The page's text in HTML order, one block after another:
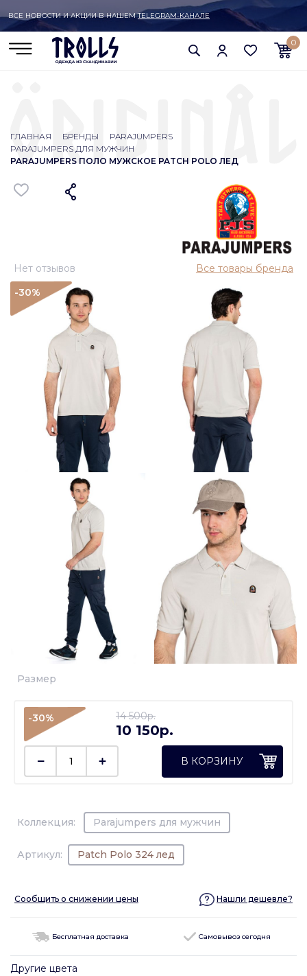
ВСЕ НОВОСТИ И АКЦИИ В НАШЕМTELEGRAM-КАНАЛЕ
0
ГЛАВНАЯ БРЕНДЫ
PARAJUMPERS
PARAJUMPERS ДЛЯ МУЖЧИН
PARAJUMPERS ПОЛО МУЖСКОЕ PATCH POLO ЛЕД
Нет отзывов
Все товары бренда
-30%
Коллекция: Parajumpers для мужчин
Артикул: Patch Polo 324 лед
Размер
-30% 14 500p.
10 150p.
В КОРЗИНУ
Сообщить о снижении цены Нашли дешевле?
Бесплатная доставка Самовывоз сегодня
Другие цвета